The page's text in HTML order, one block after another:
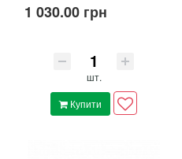
1 030.00 грн
шт.
Купити